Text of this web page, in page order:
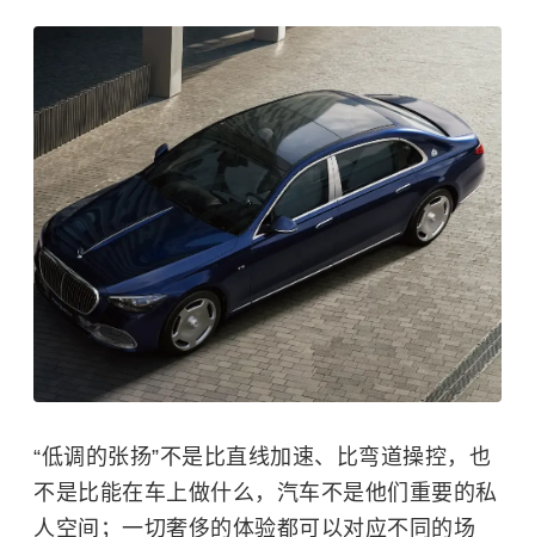
“低调的张扬”不是比直线加速、比弯道操控，也
不是比能在车上做什么，汽车不是他们重要的私
人空间；一切奢侈的体验都可以对应不同的场